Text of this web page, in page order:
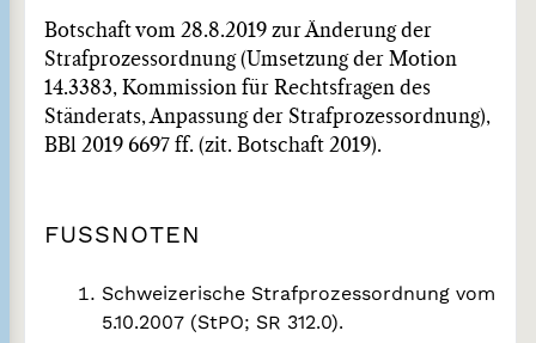
Botschaft vom 28.8.2019 zur Änderung der
Strafprozessordnung (Umsetzung der Motion
14.3383, Kommission für Rechtsfragen des
Ständerats, Anpassung der Strafprozessordnung),
BBl 2019 6697 ff. (zit. Botschaft 2019).
FUSSNOTEN
Schweizerische Strafprozessordnung vom
5.10.2007 (StPO; SR 312.0).